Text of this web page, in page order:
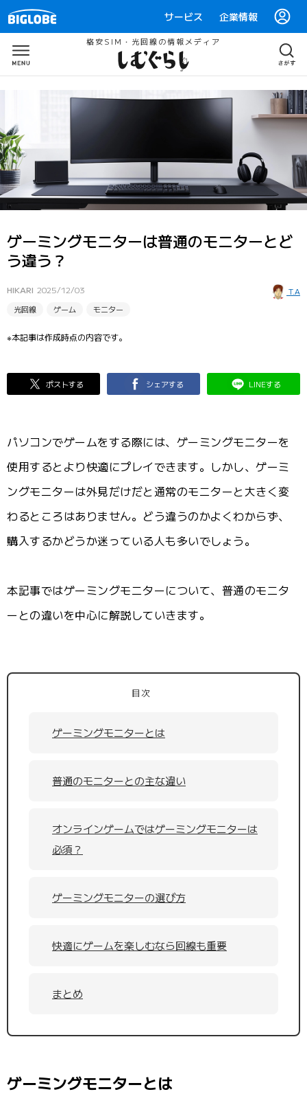
サービス 企業情報
格安SIM・光回線の情報メディア
ゲーミングモニターは普通のモニターとど
う違う？
HIKARI 2025/12/03
T.A
光回線
ゲーム モニター
※本記事は作成時点の内容です。
ポストする シェアする LINEする
パソコンでゲームをする際には、ゲーミングモニターを
使用するとより快適にプレイできます。しかし、ゲーミ
ングモニターは外見だけだと通常のモニターと大きく変
わるところはありません。どう違うのかよくわからず、
購入するかどうか迷っている人も多いでしょう。
本記事ではゲーミングモニターについて、普通のモニタ
ーとの違いを中心に解説していきます。
目次
ゲーミングモニターとは
普通のモニターとの主な違い
オンラインゲームではゲーミングモニターは
必須？
ゲーミングモニターの選び方
快適にゲームを楽しむなら回線も重要
まとめ
ゲーミングモニターとは